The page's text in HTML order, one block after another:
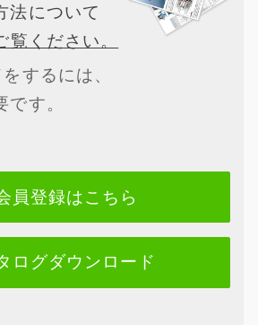
法について
覧ください。
するには、
す。
員登録はこちら
ログダウンロード